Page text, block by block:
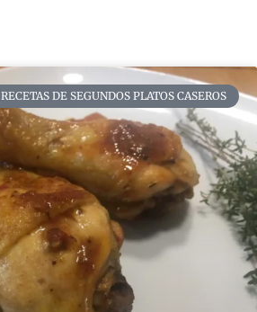
RECETAS DE SEGUNDOS PLATOS CASEROS